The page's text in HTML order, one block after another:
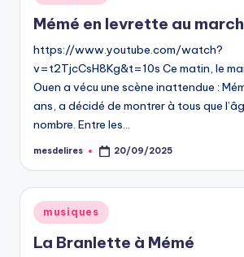
in
Mémé en levrette au
https://www.youtube.com/watch?
v=t2TjcCsH8Kg&t=10s Ce matin, le
Ouen a vécu une scène inattendue :
ans, a décidé de montrer à tous que
nombre. Entre les…
Posted
mesdelires 20/09/2025
Posted
in
musiques
La Branlette à Mémé